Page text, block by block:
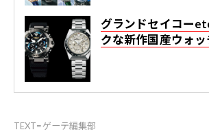
グランドセイコー
クな新作国産ウォッ
TEXT=ゲーテ編集部